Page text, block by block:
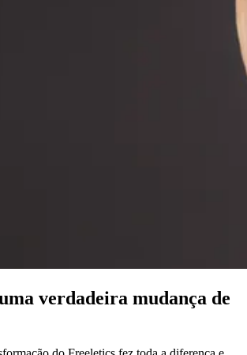
verdadeira mudança de